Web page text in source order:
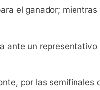
el ganador;
ante un
por las semifinales